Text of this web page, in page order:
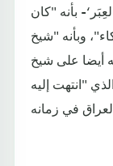
بأنه "كان
وبأنه "شيخ
أيضا على شيخ
"انتهت إليه